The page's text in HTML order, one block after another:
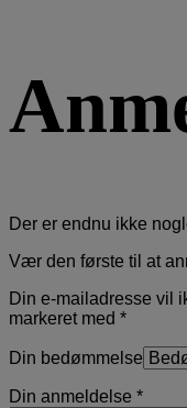
Der er endnu ikke
Vær den første til at
Din e-mailadresse vil
markeret med *
Din bedømmelse
Din anmeldelse *